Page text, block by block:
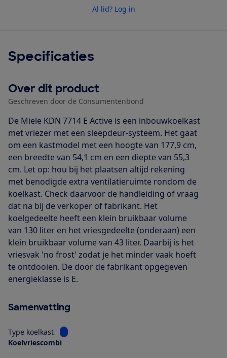
Al lid? Log in
Specificaties
Over dit product
Geschreven door de Consumentenbond
De Miele KDN 7714 E Active is een inbouwkoelkast
met vriezer met een sleepdeur-systeem. Het gaat
om een kastmodel met een hoogte van 177,9 cm,
een breedte van 54,1 cm en een diepte van 55,3
cm. Let op: hou bij het plaatsen altijd rekening
met benodigde extra ventilatieruimte rondom de
koelkast. Check daarvoor de handleiding of vraag
dat na bij de verkoper of fabrikant. Het
koelgedeelte heeft een klein bruikbaar volume
van 130 liter en het vriesgedeelte (onderaan) een
klein bruikbaar volume van 43 liter. Daarbij is het
vriesvak 'no frost' zodat je het minder vaak hoeft
te ontdooien. De door de fabrikant opgegeven
energieklasse is E.
Samenvatting
Type koelkast
Bekijk informatie voor Type koelkast
Koelvriescombi